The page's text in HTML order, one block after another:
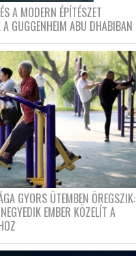
A MODERN ÉPÍTÉSZET
A GUGGENHEIM ABU DHABIBAN
GYORS ÜTEMBEN ÖREGSZIK:
EMBER KÖZELÍT A